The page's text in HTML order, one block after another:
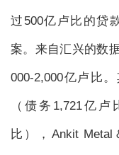
过500亿卢比的贷
案。来自汇兴的数
000-2,000亿卢比
（债务1,721亿
比），Ankit